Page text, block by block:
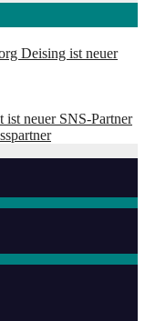
Deising ist neuer
ist neuer SNS-Partner